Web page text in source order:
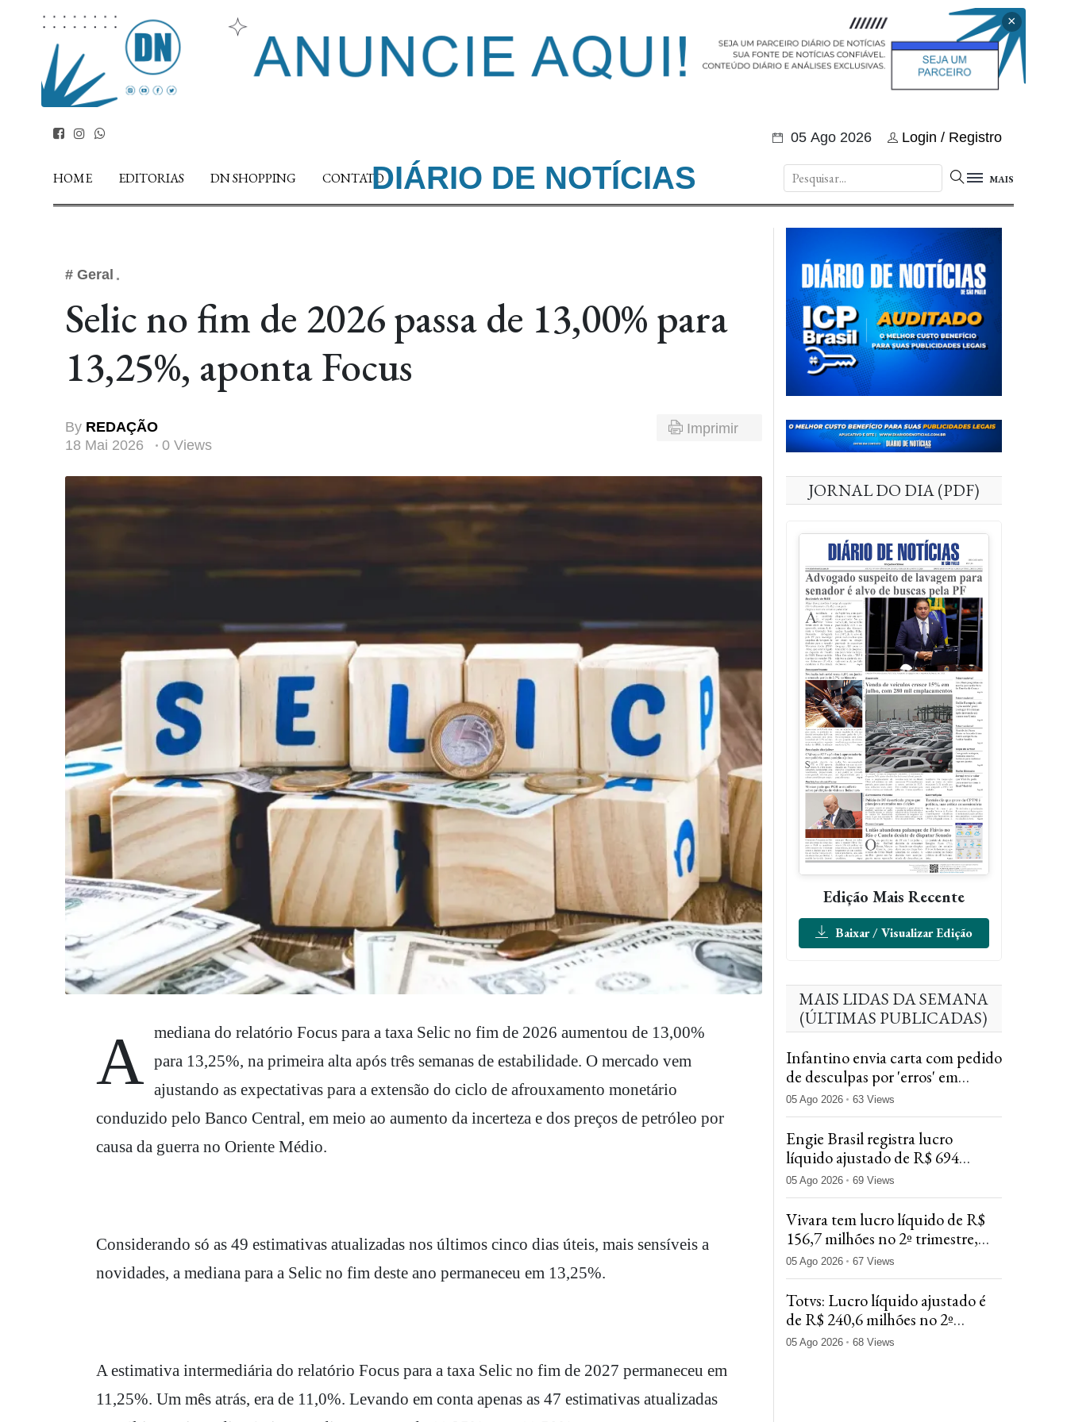
×
05 Ago 2026 Login / Registro
HOME EDITORIAS DN SHOPPING CONTATODIÁRIO DE NOTÍCIAS MAIS
# Geral
Selic no fim de 2026 passa de 13,00% para
13,25%, aponta Focus
By REDAÇÃO
18 Mai 2026
0 Views
Imprimir
A mediana do relatório Focus para a taxa Selic no fim de 2026 aumentou de 13,00% para 13,25%, na primeira alta após três semanas de estabilidade. O mercado vem
ajustando as expectativas para a extensão do ciclo de afrouxamento monetário
conduzido pelo Banco Central, em meio ao aumento da incerteza e dos preços de petróleo por
causa da guerra no Oriente Médio.
Considerando só as 49 estimativas atualizadas nos últimos cinco dias úteis, mais sensíveis a
novidades, a mediana para a Selic no fim deste ano permaneceu em 13,25%.
A estimativa intermediária do relatório Focus para a taxa Selic no fim de 2027 permaneceu em
11,25%. Um mês atrás, era de 11,0%. Levando em conta apenas as 47 estimativas atualizadas
JORNAL DO DIA (PDF)
Edição Mais Recente
Baixar / Visualizar Edição
MAIS LIDAS DA SEMANA
(ÚLTIMAS PUBLICADAS)
Infantino envia carta com pedido
de desculpas por 'erros' em
projeto fracassado na Fifa
05 Ago 2026 63 Views
Engie Brasil registra lucro
líquido ajustado de R$ 694
milhões no 2tri26, alta anual de
23%
05 Ago 2026 69 Views
Vivara tem lucro líquido de R$
156,7 milhões no 2º trimestre,
alta de 0,9% na comparação
anual
05 Ago 2026 67 Views
Totvs: Lucro líquido ajustado é
de R$ 240,6 milhões no 2º
trimestre, alta de 5,9% em 1 ano
05 Ago 2026 68 Views